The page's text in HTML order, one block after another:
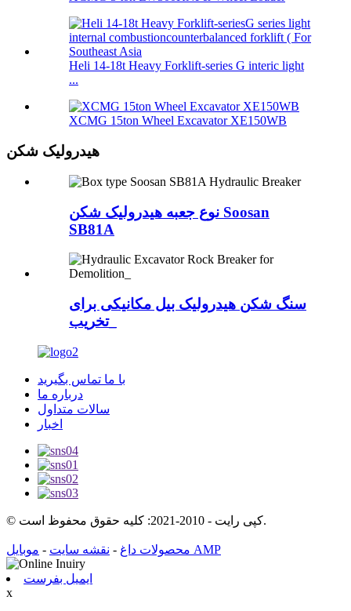
Heli 14-18t Heavy Forklift-series G interic light
...
XCMG 15ton Wheel Excavator XE150WB
هیدرولیک شکن
نوع جعبه هیدرولیک شکن Soosan
SB81A
سنگ شکن هیدرولیک بیل مکانیکی برای
تخریب_
با ما تماس بگیرید
درباره ما
سالات متداول
اخبار
© کپی رایت - 2010-2021: کلیه حقوق محفوظ است.
محصولات داغ - نقشه سایت - موبایل AMP
ایمیل بفرست
x